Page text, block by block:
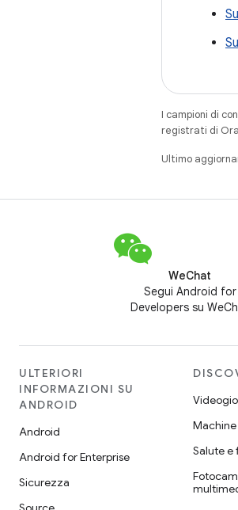
I campioni di
registrati di
Ultimo
WeChat
Segui Android for
Developers su
ULTERIORI
INFORMAZIONI SU
ANDROID
Android
Android for Enterprise
Sicurezza
Salute e